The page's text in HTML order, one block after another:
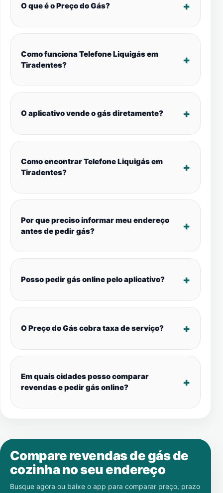
O que é o Preço do Gás?
Como funciona Telefone Liquigás em
Tiradentes?
O aplicativo vende o gás diretamente?
Como encontrar Telefone Liquigás em
Tiradentes?
Por que preciso informar meu endereço
antes de pedir gás?
Posso pedir gás online pelo aplicativo?
O Preço do Gás cobra taxa de serviço?
Em quais cidades posso comparar
revendas e pedir gás online?
Compare revendas de gás de
cozinha no seu endereço
Busque agora ou baixe o app para comparar preço, prazo